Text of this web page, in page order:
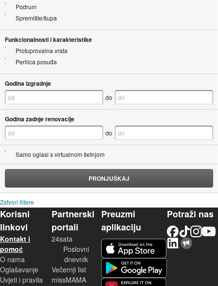
Podrum
Spremište/šupa
Funkcionalnosti i karakteristike
Protuprovalna vrata
Perilica posuđa
Godina izgradnje
do
Godina zadnje renovacije
do
Samo oglasi s virtualnom šetnjom
PRONJUŠKAJ
Zatvori filtere
Korisni
linkovi
Kontakt i
pomoć
O nama
Oglašavanje
Uvjeti i pravila
Partnerski
portali
24sata
Poslovni
dnevnik
Večernji list
missMAMA
Preuzmi
aplikaciju
Potraži nas